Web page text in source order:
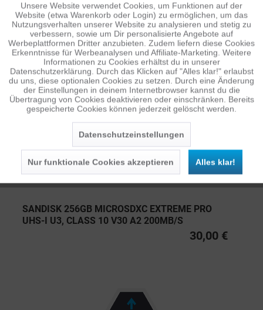
ÄHNLICHE ARTIKEL
Diese Artikel sind dem Produkt ähnlich ...mehr
Persönliche Empfehlungen
SANDISK 256GB MICROSDXC EXTREME PRO
UHS-I U3, CLASS 10 V30 A2 200MB/S
30,00 €
Funktionale Aktiv
Tracking Inaktiv
Personalisierung Inaktiv
Service Inaktiv
Unsere Website verwendet Cookies, um Funktionen auf der
Website (etwa Warenkorb oder Login) zu ermöglichen, um das
Nutzungsverhalten unserer Website zu analysieren und stetig zu
verbessern, sowie um Dir personalisierte Angebote auf
Werbeplattformen Dritter anzubieten. Zudem liefern diese Cookies
Erkenntnisse für Werbeanalysen und Affiliate-Marketing. Weitere
Informationen zu Cookies erhältst du in unserer
Datenschutzerklärung. Durch das Klicken auf "Alles klar!" erlaubst
du uns, diese optionalen Cookies zu setzen. Durch eine Änderung
der Einstellungen in deinem Internetbrowser kannst du die
Übertragung von Cookies deaktivieren oder einschränken. Bereits
gespeicherte Cookies können jederzeit gelöscht werden.
Datenschutzeinstellungen
Nur funktionale Cookies akzeptieren Alles klar!